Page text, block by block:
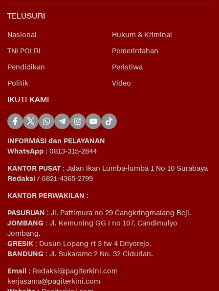
TELUSURI
Nasional
Hukum & Kriminal
TNI POLRI
Pemerintahan
Pendidikan
Peristiwa
Politik
Video
IKUTI KAMI
INFORMASI dan PELAYANAN
WhatsApp : 0813-315-2844
KANTOR PUSAT: Jalan Ikan Lumba-lumba 1 No 10 Surabaya
Redaksi / 0821-4365-2799
KANTOR PERWAKILAN :
PASURUAN : Jl. Pattimura no 29 Cangkringmalang Beji.
JOMBANG : Jl. Kemuning GG I no 107, Candimulyo
Jombang.
GRESIK : Dusun Lopang rt 3 tw 4 Driyorejo.
BANDUNG : Jl. Sukarame 2 No. 32 Cidurian.
Email : Redaksi@pagiterkini.com
kerjasama@pagiterkini.com